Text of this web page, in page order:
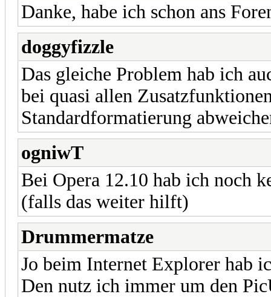
Danke, habe ich schon ans
doggyfizzle
Das gleiche Problem hab ich
bei quasi allen
Standardformatierung
ogniwT
Bei Opera 12.10 hab ich noch
(falls das weiter hilft)
Drummermatze
Jo beim Internet Explorer hab
Den nutz ich immer um den